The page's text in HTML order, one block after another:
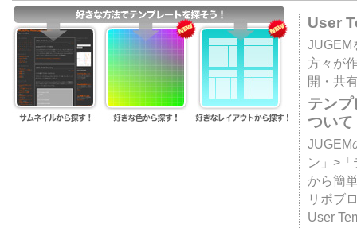
User
JUGEM
方々が
開・共
テン
ついて
JUGEM
ン」>
から簡
リポブ
User